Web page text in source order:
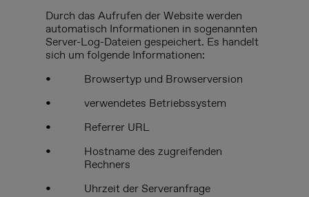
Durch das Aufrufen der Website werden
automatisch Informationen in sogenannten
Server-Log-Dateien gespeichert. Es handelt
sich um folgende Informationen:
•
Browsertyp und Browserversion
•
verwendetes Betriebssystem
•
Referrer URL
•
Hostname des zugreifenden
Rechners
•
Uhrzeit der Serveranfrage